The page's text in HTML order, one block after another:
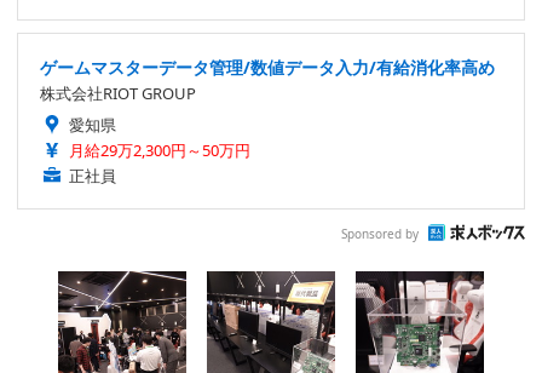
ゲームマスターデータ管理/数値データ入力/有給消化率高め
株式会社RIOT GROUP
愛知県
月給29万2,300円～50万円
正社員
Sponsored by